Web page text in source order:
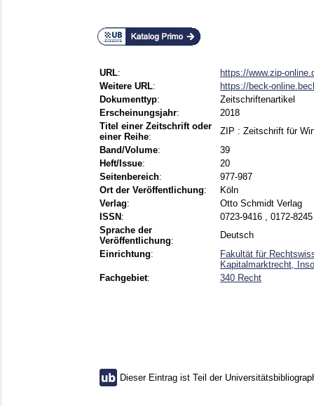
URL:
https://www.zip-
Weitere URL:
https://beck-
Dokumenttyp:
Zeitschriftenartikel
Erscheinungsjahr:
2018
Titel einer Zeitschrift oder
einer Reihe:
ZIP : Zeitschrift für
Band/Volume:
39
Heft/Issue:
20
Seitenbereich:
977-987
Ort der Veröffentlichung:
Köln
Verlag:
Otto Schmidt Verlag
ISSN :
0723-9416 , 0172-
Sprache der
Veröffentlichung:
Deutsch
Einrichtung:
Fakultät für
Kapitalmarktrecht,
Fachgebiet: 340 Recht
Dieser Eintrag ist Teil der